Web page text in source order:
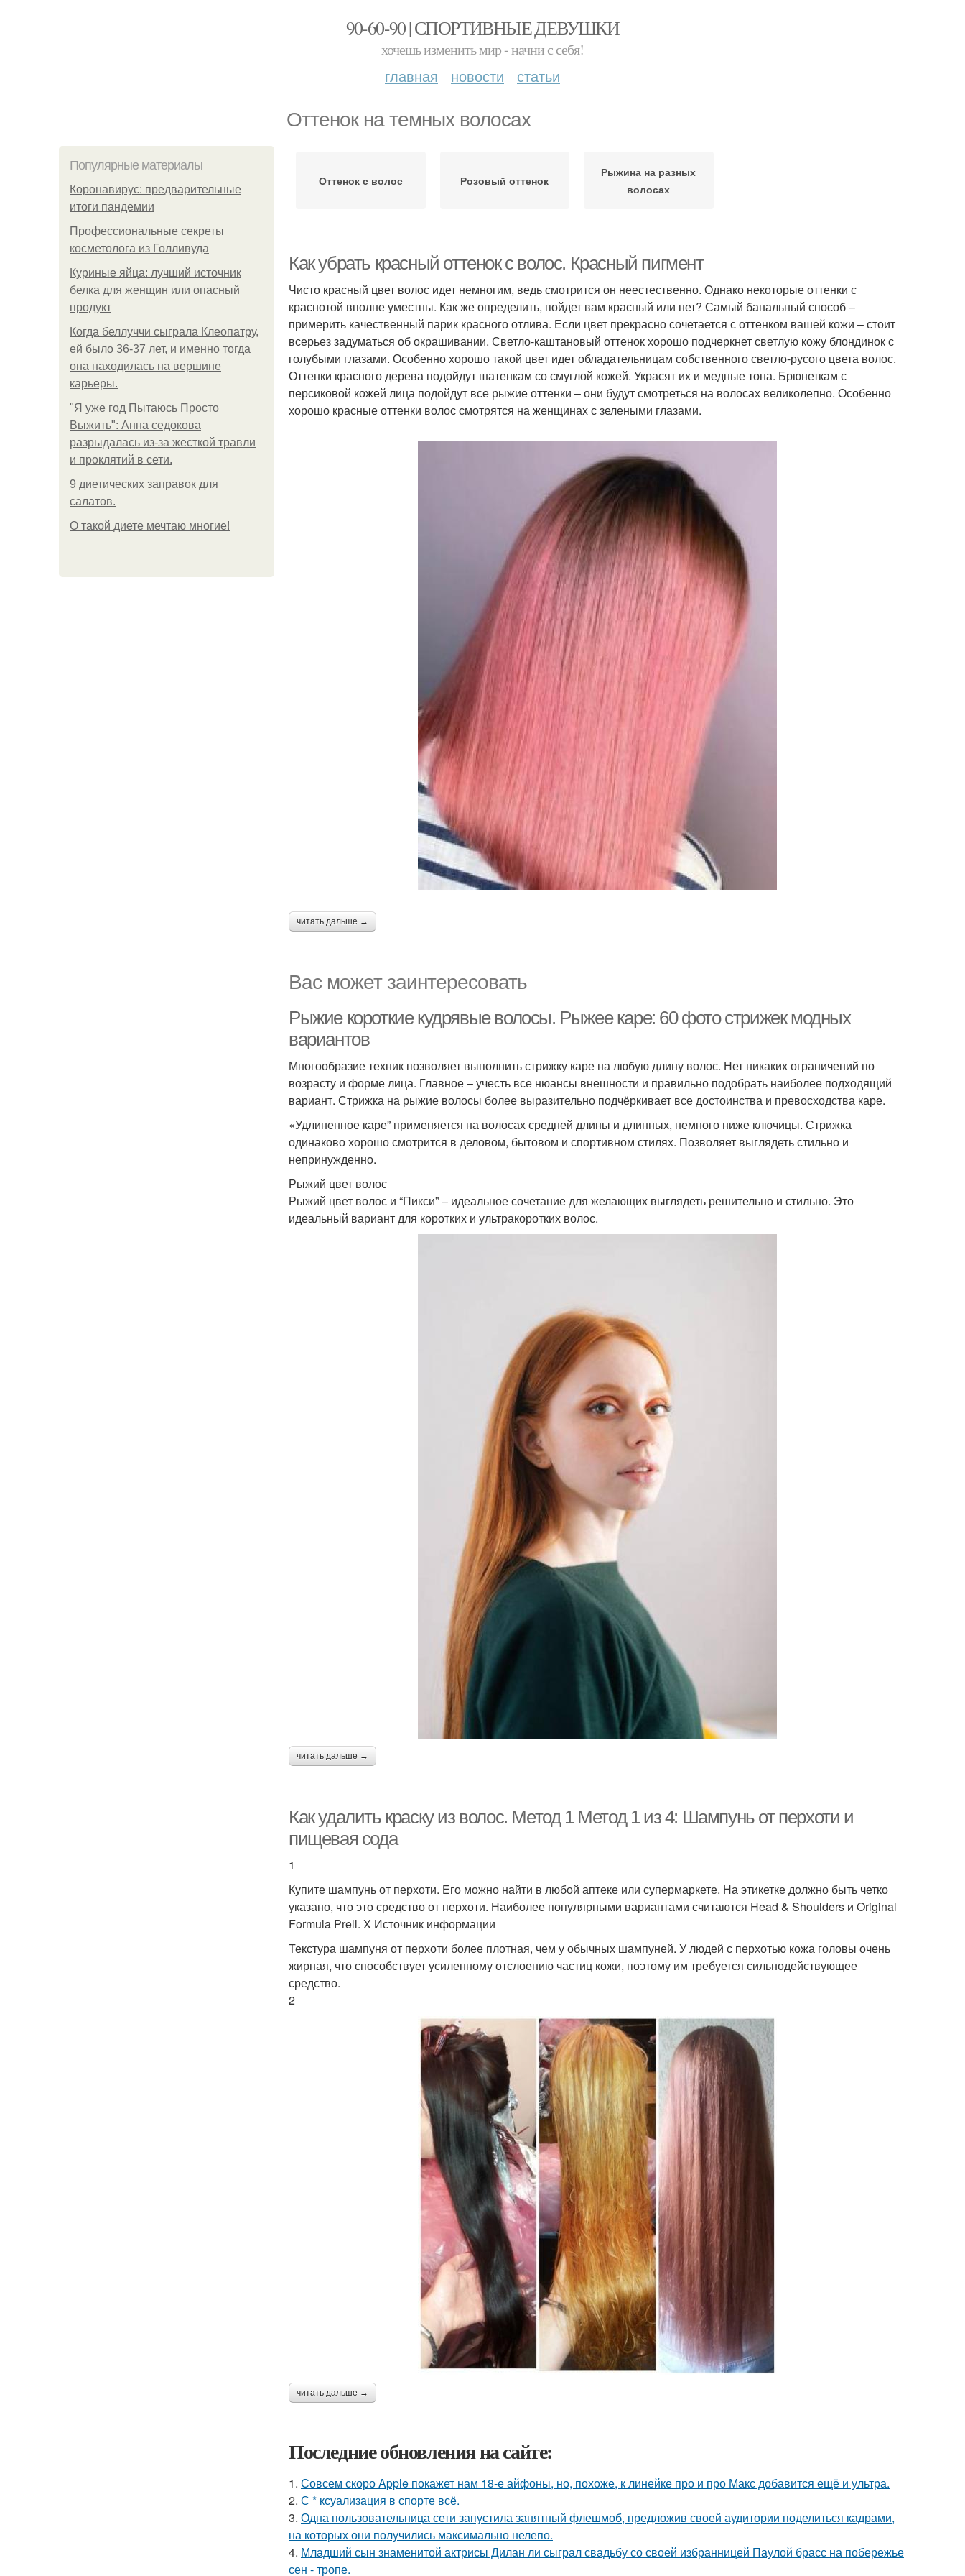
90-60-90 | СПОРТИВНЫЕ ДЕВУШКИ
хочешь изменить мир - начни с себя!
главная новости статьи
Оттенок на темных волосах
Популярные материалы
Коронавирус: предварительные
итоги пандемии
Профессиональные секреты
косметолога из Голливуда
Куриные яйца: лучший источник
белка для женщин или опасный
продукт
Когда беллуччи сыграла Клеопатру,
ей было 36-37 лет, и именно тогда
она находилась на вершине
карьеры.
"Я уже год Пытаюсь Просто
Выжить": Анна седокова
разрыдалась из-за жесткой травли
и проклятий в сети.
9 диетических заправок для
салатов.
О такой диете мечтаю многие!
Оттенок с волос Розовый оттенок
Рыжина на разных
волосах
Как убрать красный оттенок с волос. Красный пигмент
Чисто красный цвет волос идет немногим, ведь смотрится он неестественно. Однако некоторые оттенки с
краснотой вполне уместны. Как же определить, пойдет вам красный или нет? Самый банальный способ –
примерить качественный парик красного отлива. Если цвет прекрасно сочетается с оттенком вашей кожи – стоит
всерьез задуматься об окрашивании. Светло-каштановый оттенок хорошо подчеркнет светлую кожу блондинок с
голубыми глазами. Особенно хорошо такой цвет идет обладательницам собственного светло-русого цвета волос.
Оттенки красного дерева подойдут шатенкам со смуглой кожей. Украсят их и медные тона. Брюнеткам с
персиковой кожей лица подойдут все рыжие оттенки – они будут смотреться на волосах великолепно. Особенно
хорошо красные оттенки волос смотрятся на женщинах с зелеными глазами.
читать дальше →
Вас может заинтересовать
Рыжие короткие кудрявые волосы. Рыжее каре: 60 фото стрижек модных
вариантов
Многообразие техник позволяет выполнить стрижку каре на любую длину волос. Нет никаких ограничений по
возрасту и форме лица. Главное – учесть все нюансы внешности и правильно подобрать наиболее подходящий
вариант. Стрижка на рыжие волосы более выразительно подчёркивает все достоинства и превосходства каре.
«Удлиненное каре” применяется на волосах средней длины и длинных, немного ниже ключицы. Стрижка
одинаково хорошо смотрится в деловом, бытовом и спортивном стилях. Позволяет выглядеть стильно и
непринужденно.
Рыжий цвет волос
Рыжий цвет волос и “Пикси” – идеальное сочетание для желающих выглядеть решительно и стильно. Это
идеальный вариант для коротких и ультракоротких волос.
читать дальше →
Как удалить краску из волос. Метод 1 Метод 1 из 4: Шампунь от перхоти и
пищевая сода
1
Купите шампунь от перхоти. Его можно найти в любой аптеке или супермаркете. На этикетке должно быть четко
указано, что это средство от перхоти. Наиболее популярными вариантами считаются Head & Shoulders и Original
Formula Prell. X Источник информации
Текстура шампуня от перхоти более плотная, чем у обычных шампуней. У людей с перхотью кожа головы очень
жирная, что способствует усиленному отслоению частиц кожи, поэтому им требуется сильнодействующее
средство.
2
читать дальше →
Последние обновления на сайте:
1. Совсем скоро Apple покажет нам 18-е айфоны, но, похоже, к линейке про и про Макс добавится ещё и ультра.
2. С * ксуализация в спорте всё.
3. Одна пользовательница сети запустила занятный флешмоб, предложив своей аудитории поделиться кадрами,
на которых они получились максимально нелепо.
4. Младший сын знаменитой актрисы Дилан ли сыграл свадьбу со своей избранницей Паулой брасс на побережье
сен - тропе.